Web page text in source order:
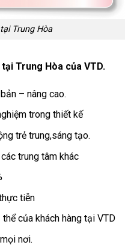
Trung Hòa
Trung Hòa của VTD.
– nâng cao.
trong thiết kế
trẻ trung,sáng tạo.
trung tâm khác
tiễn
của khách hàng tại VTD
nơi.